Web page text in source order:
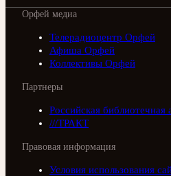
Орфей медиа
Телерадиоцентр Орфей
Афиша Орфей
Коллективы Орфей
Партнеры
Российская
///ТРАКТ
Правовая информация
Условия использования